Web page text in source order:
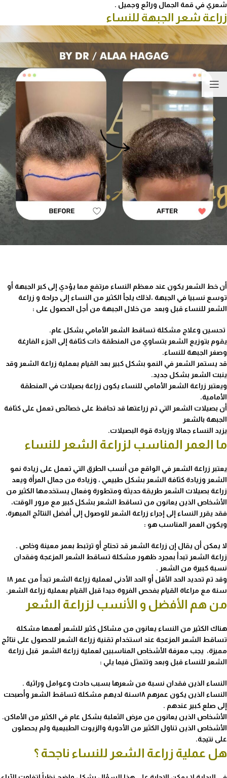
شعري في قمة الجمال ورائع وجميل .
زراعة شعر الجبهة للنساء
أن خط الشعر يكون عند معظم النساء مرتفع مما يؤدي إلى كبر الجبهة أو
توسع نسبيا في الجبهة ،لذلك يلجأ الكثير من النساء إلى جراحة و زراعة
الشعر للنساء قبل وبعد من خلال الجبهة من أجل الحصول على :
تحسين وعلاج مشكلة تساقط الشعر الأمامي بشكل عام.
يقوم بتوزيع الشعر بتساوي من المنطقة ذات كثافة إلى الجزء الفارغة
وصغر الجبهة للنساء.
قد يستمر الشعر في النمو بشكل كبير بعد القيام بعملية زراعة الشعر وقد
ينبت الشعر بشكل جديد.
ويعتبر زراعة الشعر الأمامي للنساء يكون زراعة بصيلات في المنطقة
الأمامية.
أن بصيلات الشعر التي تم زراعتها قد تحافظ على خصائص تعمل على كثافة
الجبهة بالشعر
يزيد النساء جمالا وزيادة قوة البصيلات.
ما العمر المناسب لزراعة الشعر للنساء
يعتبر زراعة الشعر في الواقع من أنسب الطرق التي تعمل على زيادة نمو
الشعر وزيادة كثافة الشعر بشكل طبيعي ، وزيادة من جمال المرأة ويعد
زراعة بصيلات الشعر طريقة حديثة ومتطورة وفعال يستخدمها الكثير من
الأشخاص الذين يعانون من تساقط الشعر بشكل كبير مع مرور الوقت،
فقد يقرر النساء إلى إجراء زراعة الشعر للوصول إلى أفضل النتائج المبهرة،
ويكون العمر المناسب هو :
لا يمكن أن يقال إن زراعة الشعر قد تحتاج أو ترتبط بعمر معينة وخاص .
زراعة الشعر تبدأ بمجرد ظهور مشكلة تساقط الشعر المزعجة وفقدان
نسبة كبيرة من الشعر .
وقد تم تحديد الحد الأقل أو الحد الأدنى لعملية زراعة الشعر تبدأ من عمر ١٨
سنة مع مراعاة القيام بفحص الفروة جيدا قبل القيام بعملية زراعة الشعر.
من هم الأفضل و الأنسب لزراعة الشعر
هناك الكثير من النساء يعانون من مشاكل كثير للشعر أهمها مشكلة
تساقط الشعر المزعجة عند استخدام تقنية زراعة الشعر للحصول على نتائج
مميزة، يجب معرفة الأشخاص المناسبين لعملية زراعة الشعر قبل زراعة
الشعر للنساء قبل وبعد وتتمثل فيما يلي :
النساء الذين فقدان نسبة من شعرها بسبب حادث وعوامل وراثية .
النساء الذين يكون عمرهم ١٨سنة لديهم مشكلة تساقط الشعر وأصبحت
إلى صلع كبير عندهم .
الأشخاص الذين يعانون من مرض الثعلبة بشكل عام في الكثير من الأماكن.
الأشخاص الذين تناول الكثير من الأدوية والزيوت الطبيعية ولم يحصلون
على نتيجة.
هل عملية زراعة الشعر للنساء ناجحة ؟